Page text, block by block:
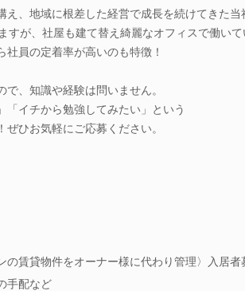
え、地域に根差した経営で成長を続けてきた当
すが、社屋も建て替え綺麗なオフィスで働いて
社員の定着率が高いのも特徴！
、知識や経験は問いません。
「イチから勉強してみたい」という
ひお気軽にご応募ください。
の賃貸物件をオーナー様に代わり管理〉入居
手配など